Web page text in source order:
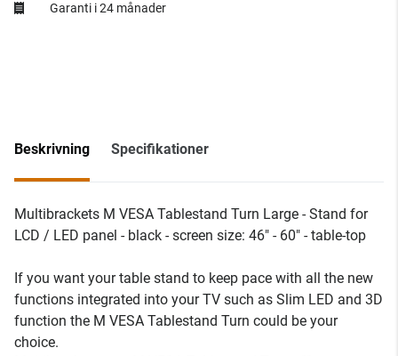
Garanti i 24 månader
Beskrivning Specifikationer
Multibrackets M VESA Tablestand Turn Large - Stand for
LCD / LED panel - black - screen size: 46" - 60" - table-top
If you want your table stand to keep pace with all the new
functions integrated into your TV such as Slim LED and 3D
function the M VESA Tablestand Turn could be your
choice.